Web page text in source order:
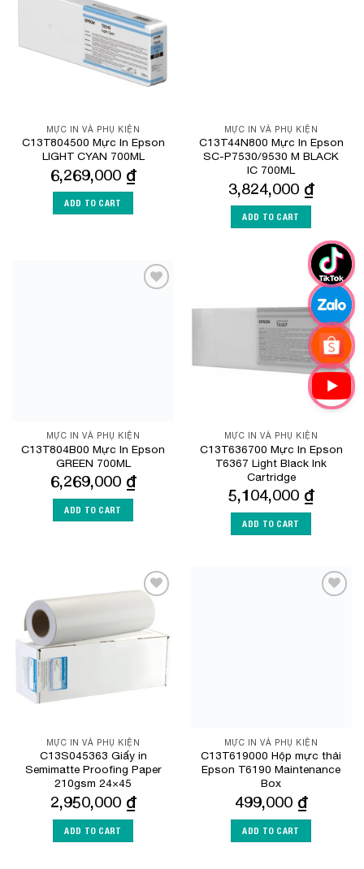
MỰC IN VÀ PHỤ KIỆN
C13T804500 Mực In Epson
LIGHT CYAN 700ML
6,269,000 ₫
ADD TO CART
MỰC IN VÀ PHỤ KIỆN
C13T44N800 Mực In Epson
SC-P7530/9530 M BLACK
IC 700ML
3,824,000 ₫
ADD TO CART
MỰC IN VÀ PHỤ KIỆN
C13T804B00 Mực In Epson
GREEN 700ML
6,269,000 ₫
ADD TO CART
Add to
Wishlist
MỰC IN VÀ PHỤ KIỆN
C13T636700 Mực In Epson
T6367 Light Black Ink
Cartridge
5,104,000 ₫
ADD TO CART
MỰC IN VÀ PHỤ KIỆN
C13S045363 Giấy in
Semimatte Proofing Paper
210gsm 24×45
2,950,000 ₫
ADD TO CART
MỰC IN VÀ PHỤ KIỆN
C13T619000 Hộp mực thải
Epson T6190 Maintenance
Box
499,000 ₫
ADD TO CART